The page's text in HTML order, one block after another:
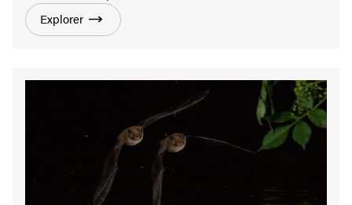
Explorer